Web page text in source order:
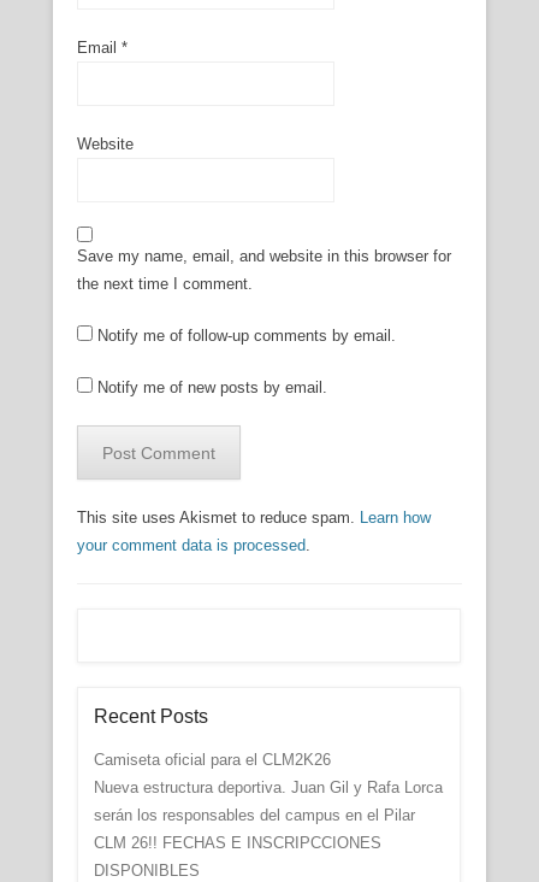
Email *
Website
Save my name, email, and website in this browser for
the next time I comment.
Notify me of follow-up comments by email.
Notify me of new posts by email.
This site uses Akismet to reduce spam. Learn how
your comment data is processed.
Recent Posts
Camiseta oficial para el CLM2K26
Nueva estructura deportiva. Juan Gil y Rafa Lorca
serán los responsables del campus en el Pilar
CLM 26!! FECHAS E INSCRIPCCIONES
DISPONIBLES